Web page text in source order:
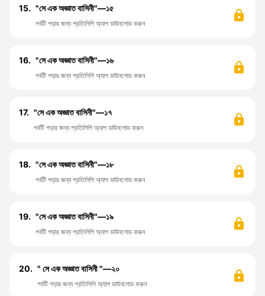
15. "সে এক অজ্ঞাত বাসিনী"—১৫
পর্বটি পড়ার জন্য প্রতিলিপি অ্যাপ ডাউনলোড করুন
16. "সে এক অজ্ঞাত বাসিনী"—১৬
পর্বটি পড়ার জন্য প্রতিলিপি অ্যাপ ডাউনলোড করুন
17. "সে এক অজ্ঞাত বাসিনী"—১৭
পর্বটি পড়ার জন্য প্রতিলিপি অ্যাপ ডাউনলোড করুন
18. "সে এক অজ্ঞাত বাসিনী"—১৮
পর্বটি পড়ার জন্য প্রতিলিপি অ্যাপ ডাউনলোড করুন
19. "সে এক অজ্ঞাত বাসিনী"—১৯
পর্বটি পড়ার জন্য প্রতিলিপি অ্যাপ ডাউনলোড করুন
20. " সে এক অজ্ঞাত বাসিনী "—২০
পর্বটি পড়ার জন্য প্রতিলিপি অ্যাপ ডাউনলোড করুন